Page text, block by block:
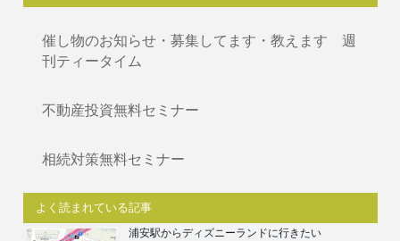
催し物のお知らせ・募集してます・教えます 週
刊ティータイム
不動産投資無料セミナー
相続対策無料セミナー
よく読まれている記事
浦安駅からディズニーランドに行きたい